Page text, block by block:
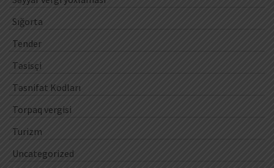
Sığorta
Tender
Təsisçi
Təsnifat Kodları
Torpaq vergisi
Turizm
Uncategorized